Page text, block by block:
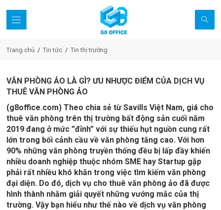
Trang chủ Tin tức Tin thị trường
VĂN PHÒNG ẢO LÀ GÌ? ƯU NHƯỢC ĐIỂM CỦA DỊCH VỤ
THUÊ VĂN PHÒNG ẢO
(g8office.com) Theo chia sẻ từ Savills Việt Nam, giá cho
thuê văn phòng trên thị trường bất động sản cuối năm
2019 đang ở mức ”đỉnh” với sự thiếu hụt nguồn cung rất
lớn trong bối cảnh cầu về văn phòng tăng cao. Với hơn
90% những văn phòng truyền thống đều bị lấp đầy khiến
nhiều doanh nghiệp thuộc nhóm SME hay Startup gặp
phải rất nhiều khó khăn trong việc tìm kiếm văn phòng
đại diện. Do đó, dịch vụ cho thuê văn phòng ảo đã được
hình thành nhằm giải quyết những vướng mắc của thị
trường. Vậy bạn hiểu như thế nào về dịch vụ văn phòng